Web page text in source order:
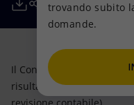
Persone e Partnership
Net Zero
Modello satellitare
Tecnologie per la
Collaborazioni per
Attività nel mondo
Imprese
Mobilità
Il Consiglio di
risultati consolidati del
trovando subito
domande.